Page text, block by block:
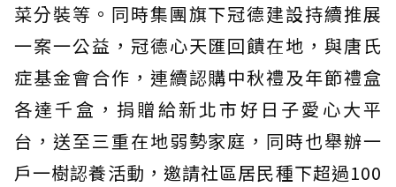
菜分裝等。同時集團旗下冠德建設持續推展
一案一公益，冠德心天匯回饋在地，與唐氏
症基金會合作，連續認購中秋禮及年節禮盒
各達千盒，捐贈給新北市好日子愛心大平
台，送至三重在地弱勢家庭，同時也舉辦一
戶一樹認養活動，邀請社區居民種下超過100